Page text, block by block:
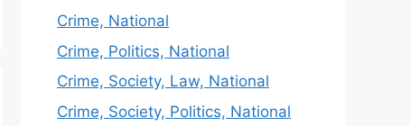
Crime, National
Crime, Politics, National
Crime, Society, Law, National
Crime, Society, Politics, National